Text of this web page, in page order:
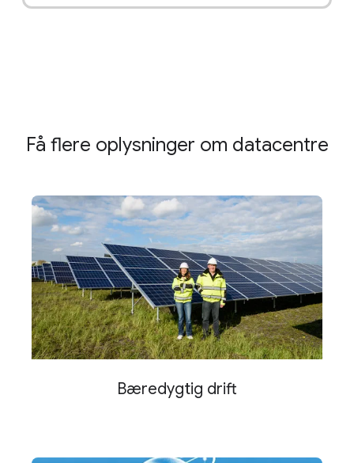
Få flere oplysninger om datacentre
Bæredygtig drift